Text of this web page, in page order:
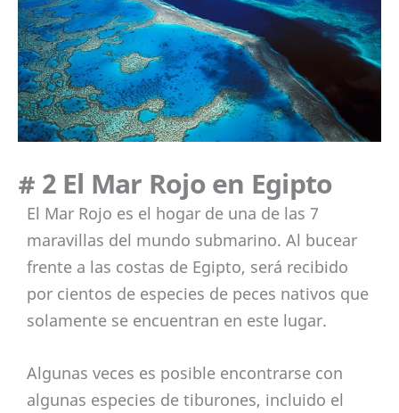
# 2 El Mar Rojo en Egipto
El Mar Rojo es el hogar de una de las 7
maravillas del mundo submarino. Al bucear
frente a las costas de Egipto, será recibido
por cientos de especies de peces nativos que
solamente se encuentran en este lugar.
Algunas veces es posible encontrarse con
algunas especies de tiburones, incluido el